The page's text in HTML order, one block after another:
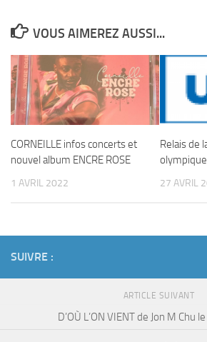
VOUS AIMEREZ AUSSI...
CORNEILLE infos concerts et
nouvel album ENCRE ROSE
1 AVRIL 2022
Relais de
27 AVRIL
SUIVRE :
ARTICLE SUIVANT
D’OÙ L’ON VIENT de Jon M Chu